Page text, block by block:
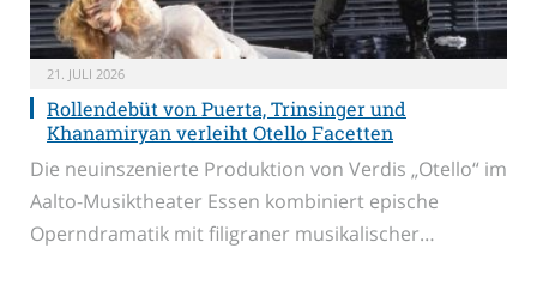
21. JULI 2026
Rollendebüt von Puerta, Trinsinger und
Khanamiryan verleiht Otello Facetten
Die neuinszenierte Produktion von Verdis „Otello“ im
Aalto-Musiktheater Essen kombiniert epische
Operndramatik mit filigraner musikalischer…